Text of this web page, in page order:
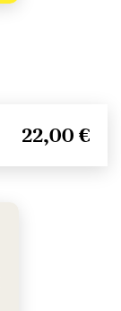
22,00 €